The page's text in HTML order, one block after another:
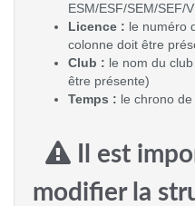
ESM/ESF/SEM/SEF/
Licence : le numéro
colonne doit être
Club : le nom du
être présente)
Temps : le chrono
Il est
modifier la